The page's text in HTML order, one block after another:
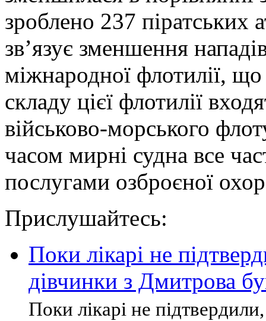
зроблено 237
зв’язує зменшення
міжнародної флотилії,
складу цієї флотилії
військово-морського
часом мирні судна все
послугами озброєної
Прислушайтесь:
Поки лікарі не
дівчинки з Дмитрова
Поки лікарі не